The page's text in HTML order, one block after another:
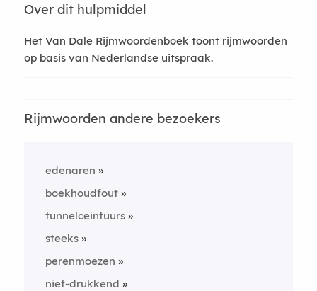
Over dit hulpmiddel
Het Van Dale Rijmwoordenboek toont rijmwoorden
op basis van Nederlandse uitspraak.
Rijmwoorden andere bezoekers
edenaren
boekhoudfout
tunnelceintuurs
steeks
perenmoezen
niet-drukkend